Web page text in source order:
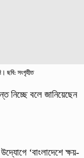
ছবি: সংগৃহীত
নিচ্ছে বলে জানিয়েছেন
‘বাংলাদেশে ক্ষয়-